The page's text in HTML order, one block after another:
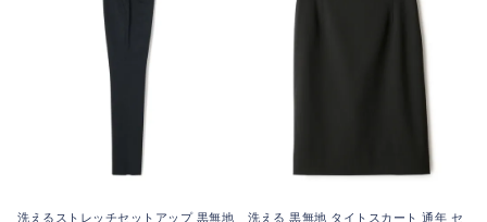
洗えるストレッチセットアップ 黒無地
洗える 黒無地 タイトスカート 通年 セ